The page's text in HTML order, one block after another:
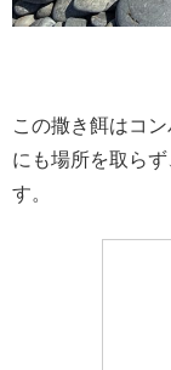
この撒き餌はコ
にも場所を取ら
す。